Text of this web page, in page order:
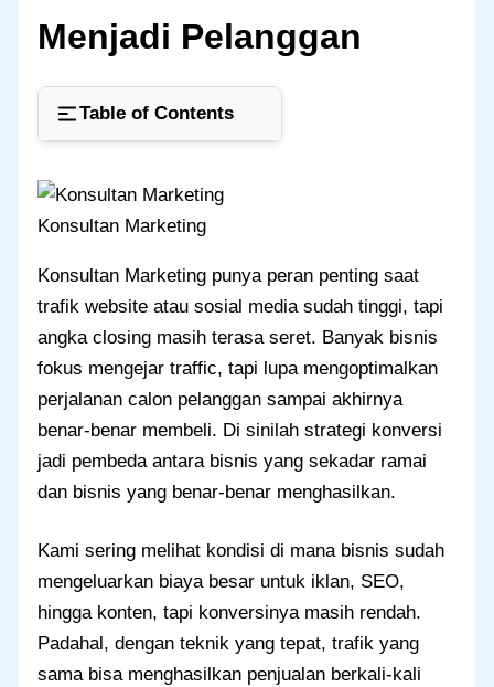
Menjadi Pelanggan
Table of Contents
Konsultan Marketing
Konsultan Marketing punya peran penting saat
trafik website atau sosial media sudah tinggi, tapi
angka closing masih terasa seret. Banyak bisnis
fokus mengejar traffic, tapi lupa mengoptimalkan
perjalanan calon pelanggan sampai akhirnya
benar-benar membeli. Di sinilah strategi konversi
jadi pembeda antara bisnis yang sekadar ramai
dan bisnis yang benar-benar menghasilkan.
Kami sering melihat kondisi di mana bisnis sudah
mengeluarkan biaya besar untuk iklan, SEO,
hingga konten, tapi konversinya masih rendah.
Padahal, dengan teknik yang tepat, trafik yang
sama bisa menghasilkan penjualan berkali-kali